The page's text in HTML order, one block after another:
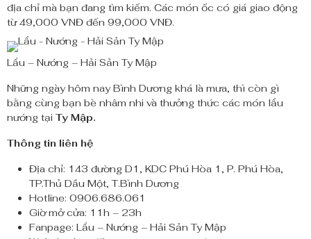
địa chỉ mà bạn đang tìm kiếm. Các món ốc có giá giao động
từ 49,000 VNĐ đến 99,000 VNĐ.
Lẩu – Nướng – Hải Sản Ty Mập
Những ngày hôm nay Bình Dương khá là mưa, thì còn gì
bằng cùng bạn bè nhâm nhi và thưởng thức các món lẩu
nướng tại Ty Mập.
Thông tin liên hệ
Địa chỉ: 143 đường D1, KDC Phú Hòa 1, P. Phú Hòa,
TP.Thủ Dầu Một, T.Bình Dương
Hotline: 0906.686.061
Giờ mở cửa: 11h – 23h
Fanpage: Lẩu – Nướng – Hải Sản Ty Mập